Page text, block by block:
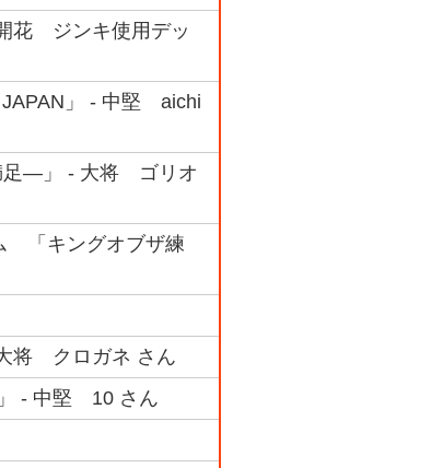
花 ジンキ使用デッ
JAPAN」 - 中堅 aichi
足―」 - 大将 ゴリオ
「キングオブザ練
将 クロガネ さん
- 中堅 10 さん